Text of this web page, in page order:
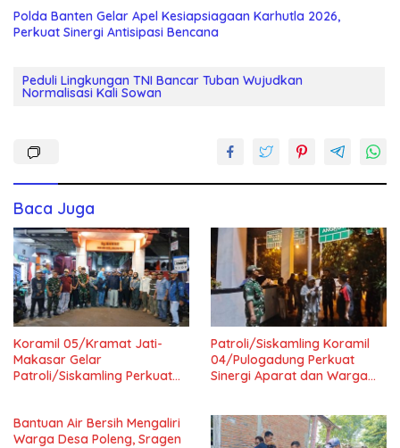
Polda Banten Gelar Apel Kesiapsiagaan Karhutla 2026,
Perkuat Sinergi Antisipasi Bencana
‎Peduli Lingkungan TNI Bancar Tuban Wujudkan
Normalisasi Kali Sowan
Baca Juga
Koramil 05/Kramat Jati-
Makasar Gelar
Patroli/Siskamling Perkuat
Patroli/Siskamling Koramil
04/Pulogadung Perkuat
Sinergi Aparat dan Warga
Bantuan Air Bersih Mengaliri
Warga Desa Poleng, Sragen